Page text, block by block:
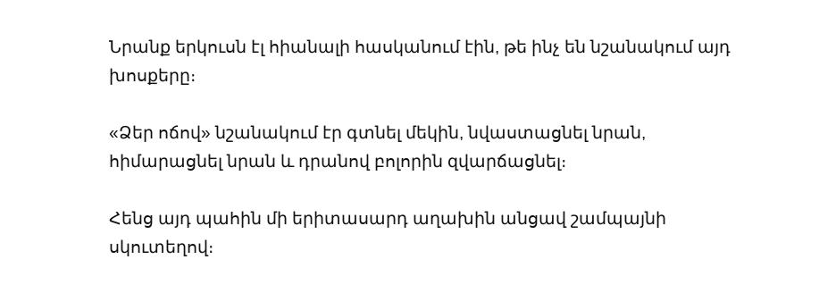
Նրանք երկուսն էլ հիանալի հասկանում էին, թե ինչ են նշանակում այդ
խոսքերը։
«Ձեր ոճով» նշանակում էր գտնել մեկին, նվաստացնել նրան,
հիմարացնել նրան և դրանով բոլորին զվարճացնել։
Հենց այդ պահին մի երիտասարդ աղախին անցավ շամպայնի
սկուտեղով։